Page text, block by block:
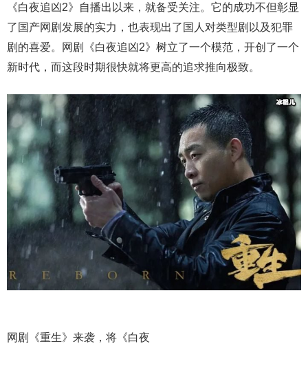
《白夜追凶2》自播出以来，就备受关注。它的成功不但彰显
了国产网剧发展的实力，也表现出了国人对类型剧以及犯罪
剧的喜爱。网剧《白夜追凶2》树立了一个模范，开创了一个
新时代，而这段时期很快就将更高的追求推向极致。
网剧《重生》来袭，将《白夜